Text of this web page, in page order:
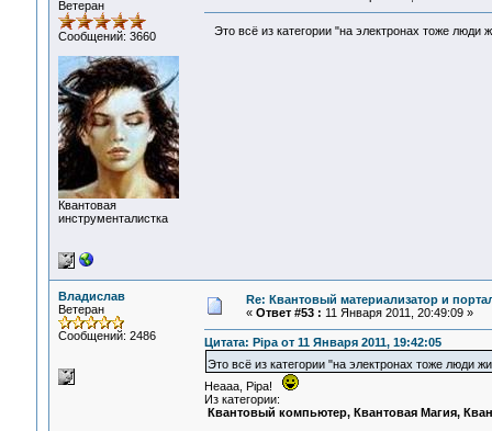
Ветеран
Сообщений: 3660
Квантовая
инструменталистка
Это всё из категории "на электронах тоже люди
Владислав
Ветеран
Сообщений: 2486
Re: Квантовый материализатор и
« Ответ #53 : 11 Января 2011, 20:49:09 »
Цитата: Pipa от 11 Января 2011, 19:42:05
Это всё из категории "на электронах тоже люди
Неааа, Pipa!
Из категории:
Квантовый компьютер, Квантовая Магия,